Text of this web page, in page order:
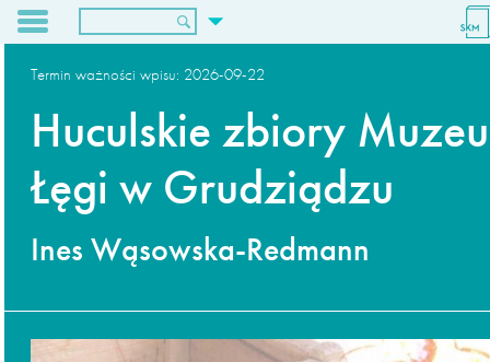
O nas
Archiwum
Kontakt
Termin ważności wpisu: 2026-09-22
Huculskie zbiory
Łęgi w Grudziądzu
Ines Wąsowska-Redmann